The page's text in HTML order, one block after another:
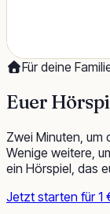
Für deine
Euer
Zwei Minuten, um
Wenige weitere,
ein Hörspiel, das
Jetzt starten für 1